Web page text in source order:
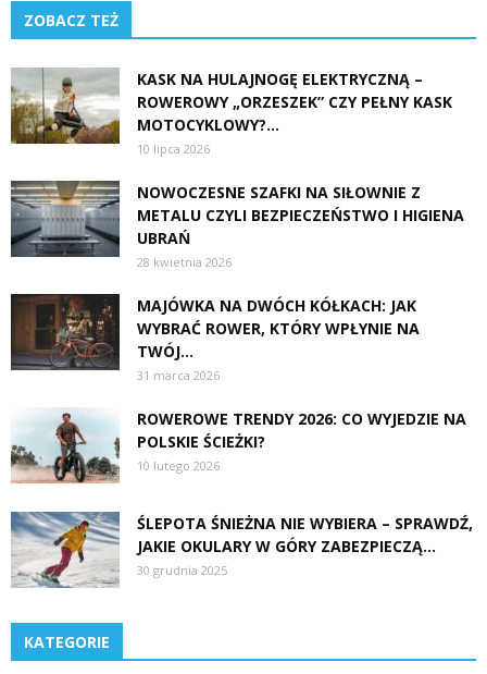
ZOBACZ TEŻ
KASK NA HULAJNOGĘ ELEKTRYCZNĄ –
ROWEROWY „ORZESZEK” CZY PEŁNY KASK
MOTOCYKLOWY?...
10 lipca 2026
NOWOCZESNE SZAFKI NA SIŁOWNIE Z
METALU CZYLI BEZPIECZEŃSTWO I HIGIENA
UBRAŃ
28 kwietnia 2026
MAJÓWKA NA DWÓCH KÓŁKACH: JAK
WYBRAĆ ROWER, KTÓRY WPŁYNIE NA
TWÓJ...
31 marca 2026
ROWEROWE TRENDY 2026: CO WYJEDZIE NA
POLSKIE ŚCIEŻKI?
10 lutego 2026
ŚLEPOTA ŚNIEŻNA NIE WYBIERA – SPRAWDŹ,
JAKIE OKULARY W GÓRY ZABEZPIECZĄ...
30 grudnia 2025
KATEGORIE